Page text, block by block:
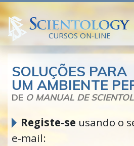
CURSOS ON‑LINE
SOLUÇÕES PARA
UM AMBIENTE
DE O MANUAL DE
Registe‑se usando o
e‑mail: